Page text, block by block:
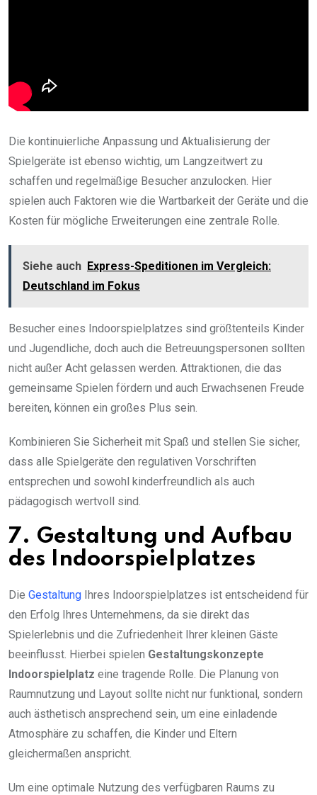
Die kontinuierliche Anpassung und Aktualisierung der
Spielgeräte ist ebenso wichtig, um Langzeitwert zu
schaffen und regelmäßige Besucher anzulocken. Hier
spielen auch Faktoren wie die Wartbarkeit der Geräte und die
Kosten für mögliche Erweiterungen eine zentrale Rolle.
Siehe auch Express-Speditionen im Vergleich:
Deutschland im Fokus
Besucher eines Indoorspielplatzes sind größtenteils Kinder
und Jugendliche, doch auch die Betreuungspersonen sollten
nicht außer Acht gelassen werden. Attraktionen, die das
gemeinsame Spielen fördern und auch Erwachsenen Freude
bereiten, können ein großes Plus sein.
Kombinieren Sie Sicherheit mit Spaß und stellen Sie sicher,
dass alle Spielgeräte den regulativen Vorschriften
entsprechen und sowohl kinderfreundlich als auch
pädagogisch wertvoll sind.
7. Gestaltung und Aufbau
des Indoorspielplatzes
Die Gestaltung Ihres Indoorspielplatzes ist entscheidend für
den Erfolg Ihres Unternehmens, da sie direkt das
Spielerlebnis und die Zufriedenheit Ihrer kleinen Gäste
beeinflusst. Hierbei spielen Gestaltungskonzepte
Indoorspielplatz eine tragende Rolle. Die Planung von
Raumnutzung und Layout sollte nicht nur funktional, sondern
auch ästhetisch ansprechend sein, um eine einladende
Atmosphäre zu schaffen, die Kinder und Eltern
gleichermaßen anspricht.
Um eine optimale Nutzung des verfügbaren Raums zu